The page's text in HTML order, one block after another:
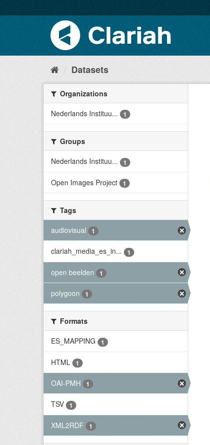
Datasets
Organizations
Nederlands Instituu...
1
Groups
Nederlands Instituu...
1
Open Images Project 1
Tags
audiovisual
1
clariah_media_es_in... 1
open beelden 1
polygoon 1
Formats
ES_MAPPING
1
HTML 1
OAI-PMH 1
TSV 1
XML2RDF 1